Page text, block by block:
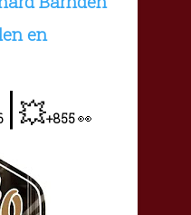
en
|💥+855👀